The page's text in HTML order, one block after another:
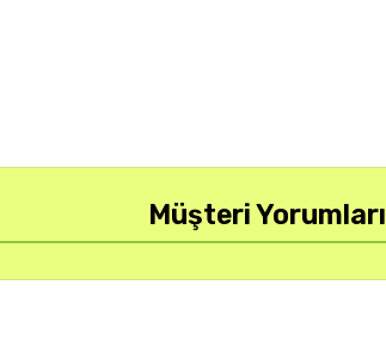
Müşteri Yorumları